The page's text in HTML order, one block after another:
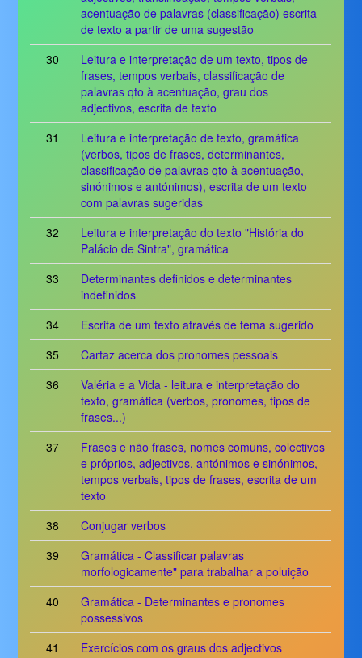
acentuação de palavras (classificação) escrita
de texto a partir de uma sugestão
30
Leitura e interpretação de um texto, tipos de
frases, tempos verbais, classificação de
palavras qto à acentuação, grau dos
adjectivos, escrita de texto
31
Leitura e interpretação de texto, gramática
(verbos, tipos de frases, determinantes,
classificação de palavras qto à acentuação,
sinónimos e antónimos), escrita de um texto
com palavras sugeridas
32
Leitura e interpretação do texto "História do
Palácio de Sintra", gramática
33
Determinantes definidos e determinantes
indefinidos
34
Escrita de um texto através de tema sugerido
35
Cartaz acerca dos pronomes pessoais
36
Valéria e a Vida - leitura e interpretação do
texto, gramática (verbos, pronomes, tipos de
frases...)
37
Frases e não frases, nomes comuns, colectivos
e próprios, adjectivos, antónimos e sinónimos,
tempos verbais, tipos de frases, escrita de um
texto
38
Conjugar verbos
39
Gramática - Classificar palavras
morfologicamente" para trabalhar a poluição
40
Gramática - Determinantes e pronomes
possessivos
41
Exercícios com os graus dos adjectivos